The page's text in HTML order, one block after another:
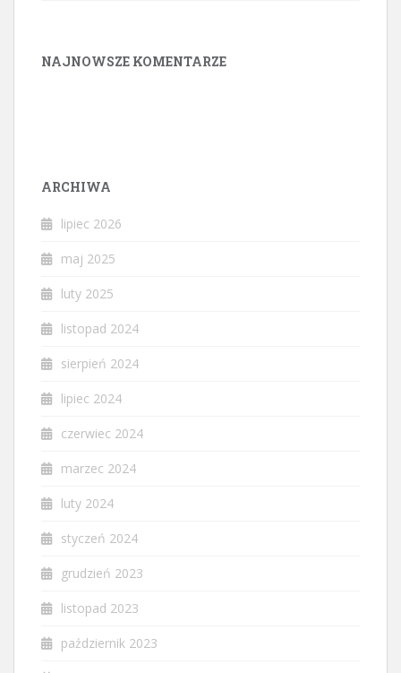
NAJNOWSZE KOMENTARZE
ARCHIWA
lipiec 2026
maj 2025
luty 2025
listopad 2024
sierpień 2024
lipiec 2024
czerwiec 2024
marzec 2024
luty 2024
styczeń 2024
grudzień 2023
listopad 2023
październik 2023